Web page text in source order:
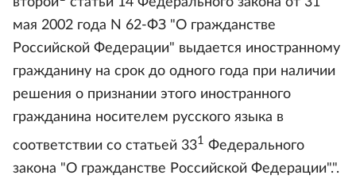
мая 2002 года N 62-ФЗ "О гражданстве
Российской Федерации" выдается иностранному
гражданину на срок до одного года при наличии
решения о признании этого иностранного
гражданина носителем русского языка в
соответствии со статьей 331 Федерального
закона "О гражданстве Российской Федерации".".